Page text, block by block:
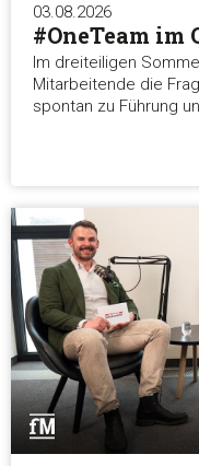
03.08.2026
#OneTeam im
Im dreiteiligen
Mitarbeitende die
spontan zu Führung